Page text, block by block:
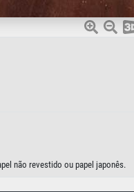
não revestido ou papel japonês.